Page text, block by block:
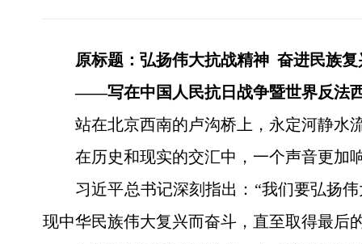
原标题：弘扬伟大抗战精神 奋进民族复
——写在中国人民抗日战争暨世界反法
站在北京西南的卢沟桥上，永定河静水
在历史和现实的交汇中，一个声音更加
习近平总书记深刻指出：“我们要弘扬
现中华民族伟大复兴而奋斗，直至取得最后